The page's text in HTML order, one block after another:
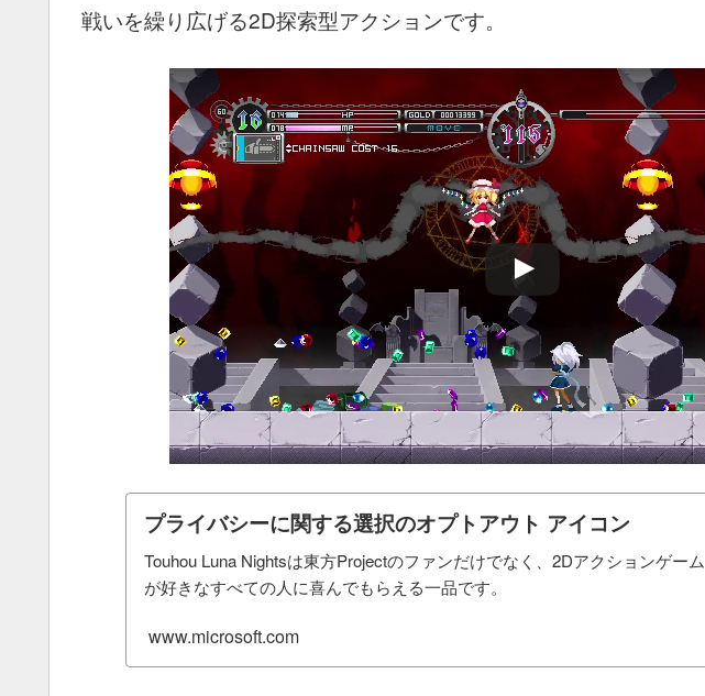
戦いを繰り広げる2D探索型アクションです。
プライバシーに関する選択のオプトアウト アイコン
Touhou Luna Nightsは東方Projectのファンだけでなく、2Dアクションゲーム
が好きなすべての人に喜んでもらえる一品です。
www.microsoft.com